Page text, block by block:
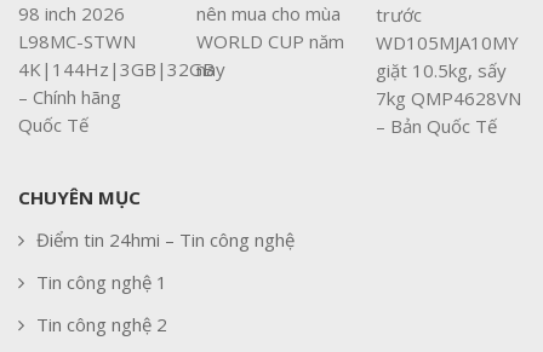
98 inch 2026
L98MC-STWN
4K|144Hz|3GB|32GB
– Chính hãng
Quốc Tế
nên mua cho mùa
WORLD CUP năm
nay
trước
WD105MJA10MY
giặt 10.5kg, sấy
7kg QMP4628VN
– Bản Quốc Tế
CHUYÊN MỤC
Điểm tin 24hmi – Tin công nghệ
Tin công nghệ 1
Tin công nghệ 2